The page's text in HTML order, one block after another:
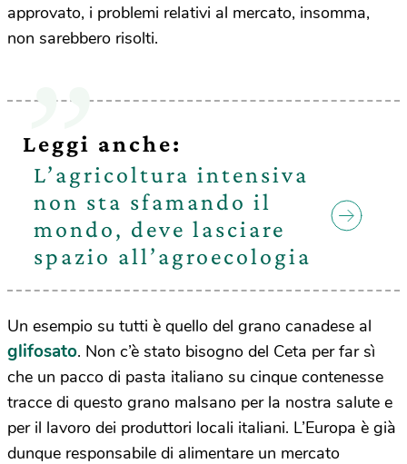
approvato, i problemi relativi al mercato, insomma,
non sarebbero risolti.
Leggi anche:
L’agricoltura intensiva
non sta sfamando il
mondo, deve lasciare
spazio all’agroecologia
Un esempio su tutti è quello del grano canadese al
glifosato. Non c’è stato bisogno del Ceta per far sì
che un pacco di pasta italiano su cinque contenesse
tracce di questo grano malsano per la nostra salute e
per il lavoro dei produttori locali italiani. L’Europa è già
dunque responsabile di alimentare un mercato